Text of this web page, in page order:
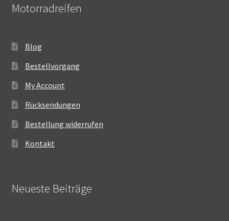
Motorradreifen
Blog
Bestellvorgang
My Account
Rücksendungen
Bestellung widerrufen
Kontakt
Neueste Beiträge